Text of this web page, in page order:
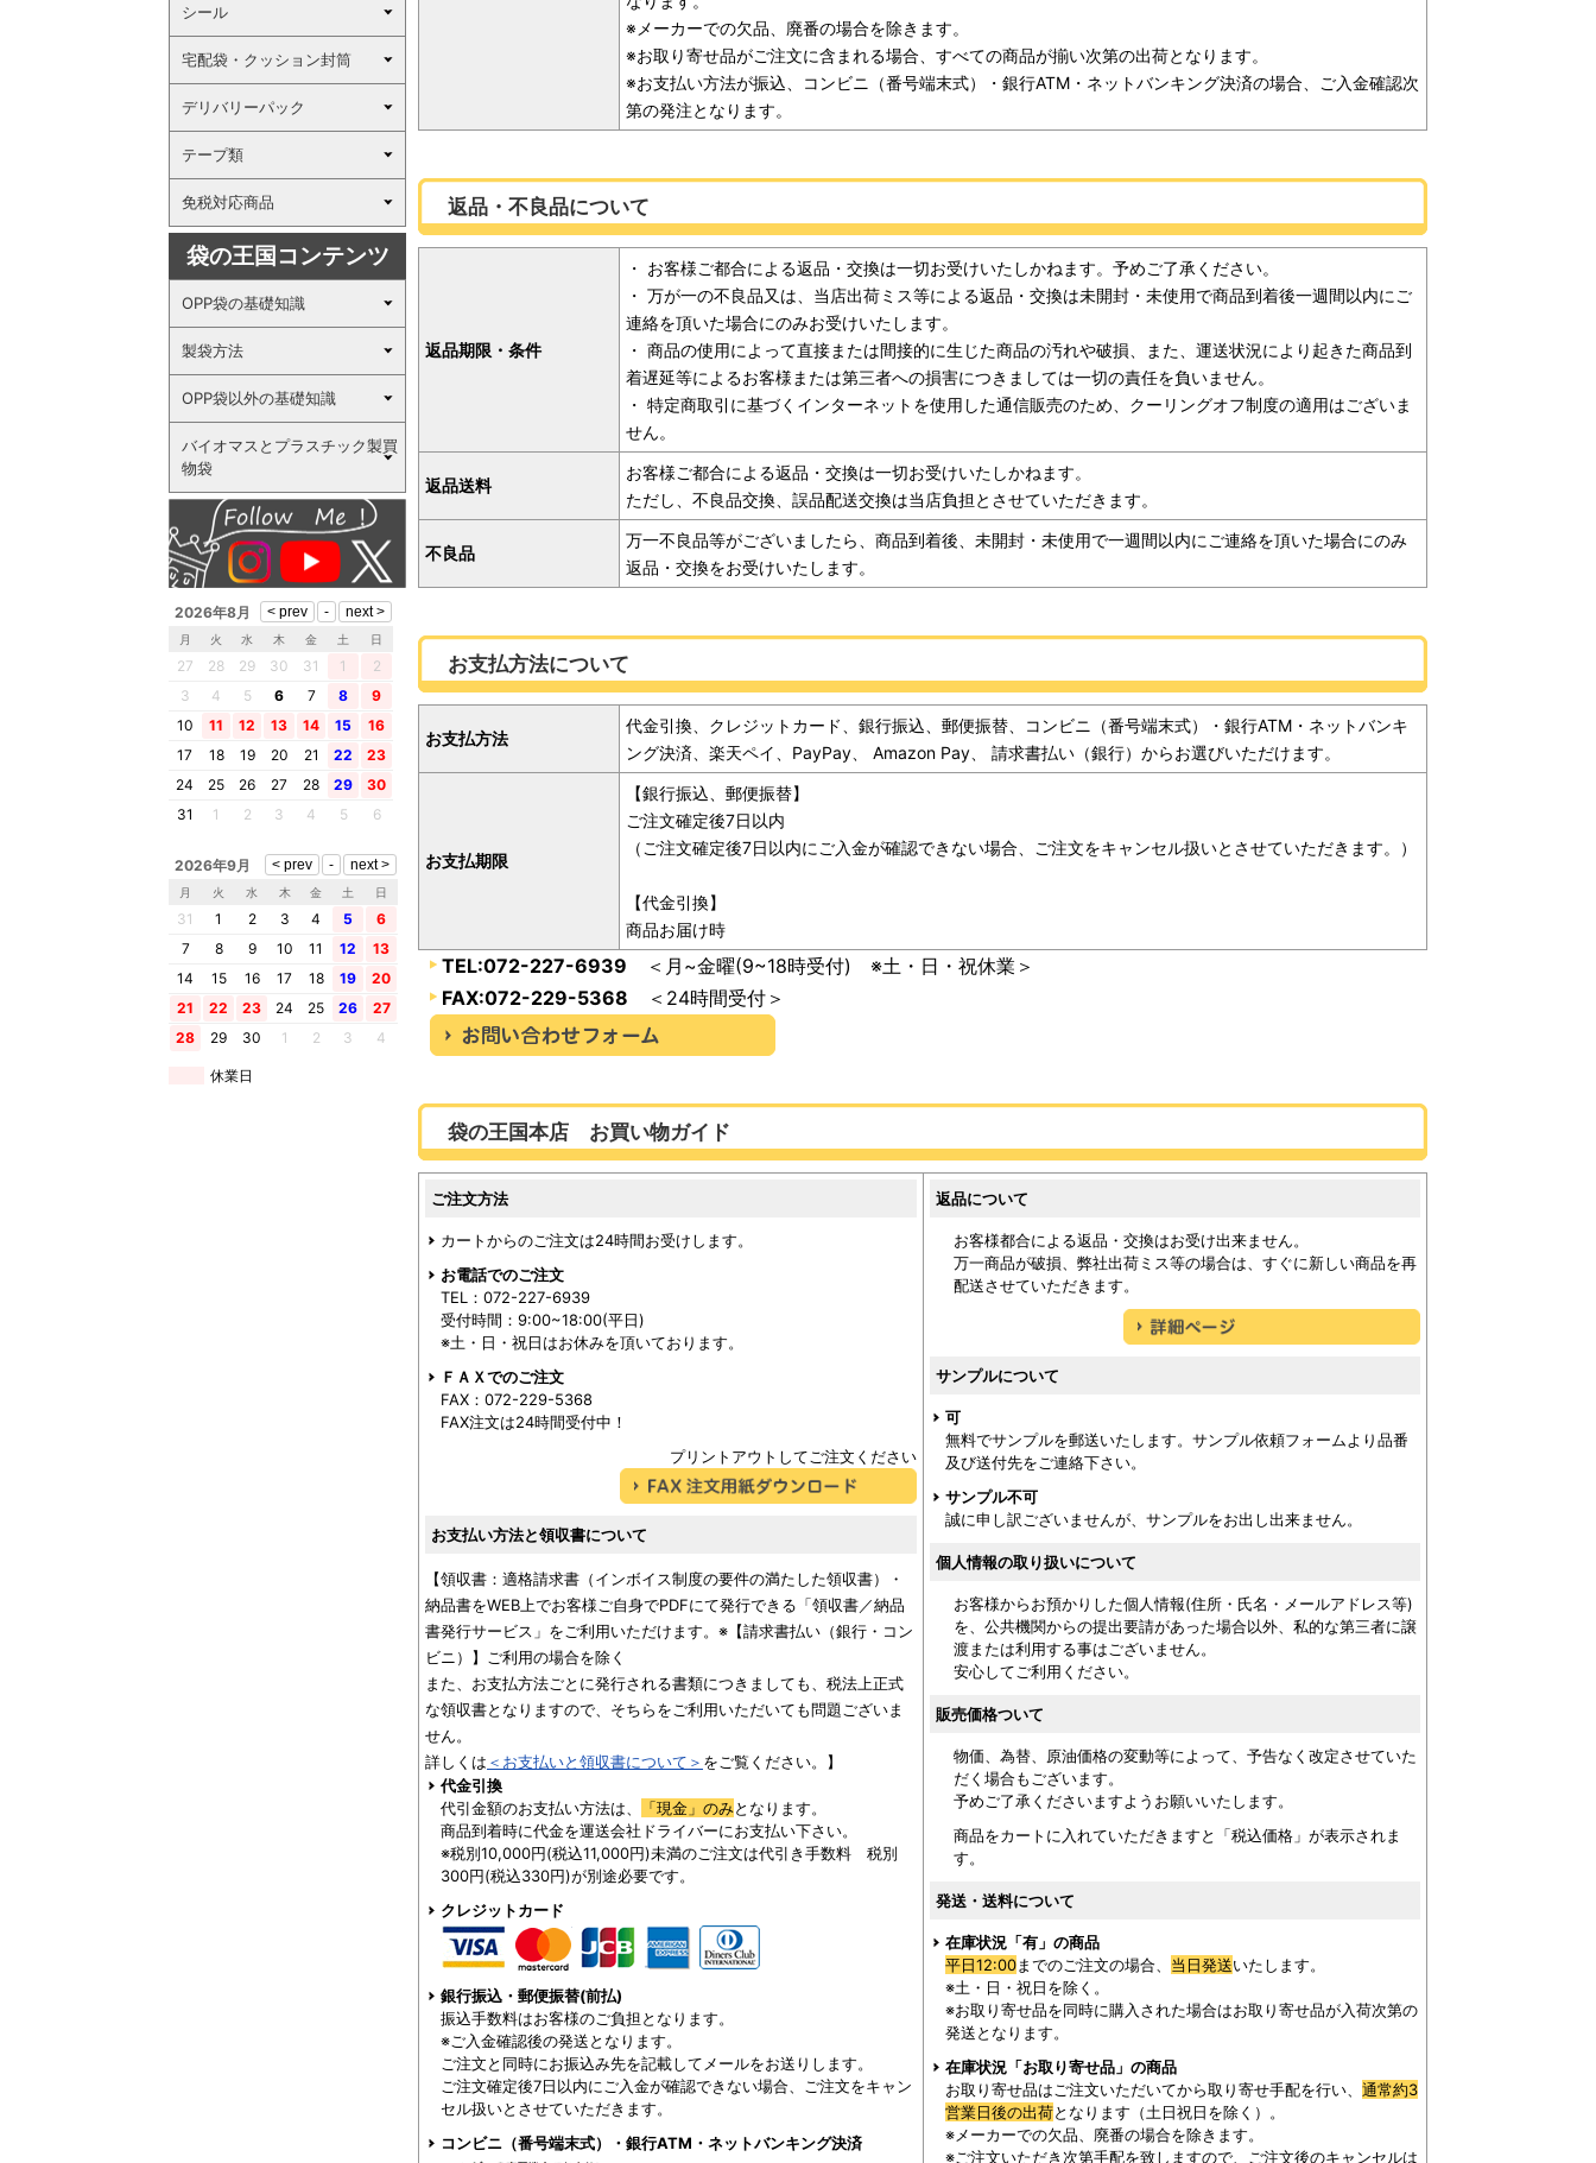
※メーカーでの欠品、廃番の場合を除きます。
※お取り寄せ品がご注文に含まれる場合、すべての商品が揃い次第の出荷となります。
※お支払い方法が振込、コンビニ（番号端末式）・銀行ATM・ネットバンキング決済の場合、ご入金確認次
第の発注となります。
返品・不良品について
返品期限・条件
・ お客様ご都合による返品・交換は一切お受けいたしかねます。予めご了承ください。
・ 万が一の不良品又は、当店出荷ミス等による返品・交換は未開封・未使用で商品到着後一週間以内にご
連絡を頂いた場合にのみお受けいたします。
・ 商品の使用によって直接または間接的に生じた商品の汚れや破損、また、運送状況により起きた商品到
着遅延等によるお客様または第三者への損害につきましては一切の責任を負いません。
・ 特定商取引に基づくインターネットを使用した通信販売のため、クーリングオフ制度の適用はございま
せん。
返品送料
お客様ご都合による返品・交換は一切お受けいたしかねます。
ただし、不良品交換、誤品配送交換は当店負担とさせていただきます。
不良品
万一不良品等がございましたら、商品到着後、未開封・未使用で一週間以内にご連絡を頂いた場合にのみ
返品・交換をお受けいたします。
お支払方法について
お支払方法
代金引換、クレジットカード、銀行振込、郵便振替、コンビニ（番号端末式）・銀行ATM・ネットバンキ
ング決済、楽天ペイ、PayPay、 Amazon Pay、 請求書払い（銀行）からお選びいただけます。
お支払期限
【銀行振込、郵便振替】
ご注文確定後7日以内
（ご注文確定後7日以内にご入金が確認できない場合、ご注文をキャンセル扱いとさせていただきます。）
【代金引換】
商品お届け時
TEL:072-227-6939 ＜月~金曜(9~18時受付) ※土・日・祝休業＞
FAX:072-229-5368 ＜24時間受付＞
袋の王国本店 お買い物ガイド
ご注文方法
カートからのご注文は24時間お受けします。
お電話でのご注文
TEL：072-227-6939
受付時間：9:00~18:00(平日)
※土・日・祝日はお休みを頂いております。
ＦＡＸでのご注文
FAX：072-229-5368
FAX注文は24時間受付中！
プリントアウトしてご注文ください
お支払い方法と領収書について
【領収書：適格請求書（インボイス制度の要件の満たした領収書）・
納品書をWEB上でお客様ご自身でPDFにて発行できる「領収書／納品
書発行サービス」をご利用いただけます。※【請求書払い（銀行・コン
ビニ）】ご利用の場合を除く
また、お支払方法ごとに発行される書類につきましても、税法上正式
な領収書となりますので、そちらをご利用いただいても問題ございま
せん。
詳しくは ＜お支払いと領収書について＞ をご覧ください。】
代金引換
代引金額のお支払い方法は、
「現金」のみとなります。
商品到着時に代金を運送会社ドライバーにお支払い下さい。
※税別10,000円(税込11,000円)未満のご注文は代引き手数料 税別
300円(税込330円)が別途必要です。
クレジットカード
銀行振込・郵便振替(前払)
振込手数料はお客様のご負担となります。
※ご入金確認後の発送となります。
ご注文と同時にお振込み先を記載してメールをお送りします。
ご注文確定後7日以内にご入金が確認できない場合、ご注文をキャン
セル扱いとさせていただきます。
コンビニ（番号端末式）・銀行ATM・ネットバンキング決済
返品について
お客様都合による返品・交換はお受け出来ません。
万一商品が破損、弊社出荷ミス等の場合は、すぐに新しい商品を再
配送させていただきます。
サンプルについて
可
無料でサンプルを郵送いたします。サンプル依頼フォームより品番
及び送付先をご連絡下さい。
サンプル不可
誠に申し訳ございませんが、サンプルをお出し出来ません。
個人情報の取り扱いについて
お客様からお預かりした個人情報(住所・氏名・メールアドレス等)
を、公共機関からの提出要請があった場合以外、私的な第三者に譲
渡または利用する事はございません。
安心してご利用ください。
販売価格ついて
物価、為替、原油価格の変動等によって、予告なく改定させていた
だく場合もございます。
予めご了承くださいますようお願いいたします。
商品をカートに入れていただきますと「税込価格」が表示されま
す。
発送・送料について
在庫状況「有」の商品
平日12:00までのご注文の場合、 当日発送いたします。
※土・日・祝日を除く。
※お取り寄せ品を同時に購入された場合はお取り寄せ品が入荷次第の
発送となります。
在庫状況「お取り寄せ品」の商品
お取り寄せ品はご注文いただいてから取り寄せ手配を行い、 通常約3
営業日後の出荷となります（土日祝日を除く）。
※メーカーでの欠品、廃番の場合を除きます。
※ご注文いただき次第手配を致しますので、ご注文後のキャンセルは
シール
宅配袋・クッション封筒
デリバリーパック
テープ類
免税対応商品
袋の王国コンテンツ
OPP袋の基礎知識
製袋方法
OPP袋以外の基礎知識
バイオマスとプラスチック製買
物袋
2026年8月
月 火 水 木 金 土 日
27 28 29 30 31 1
2
3
4 5 6 7 8
9
10
11 12 13 14 15
16
17
18 19 20 21 22
23
24
25 26 27 28 29
30
31
1 2 3 4 5 6
2026年9月
月 火 水 木 金 土 日
31 1 2 3 4 5
6
7
8 9 10 11 12
13
14
15 16 17 18 19
20
21
22 23 24 25 26
27
28
29 30 1 2 3 4
休業日